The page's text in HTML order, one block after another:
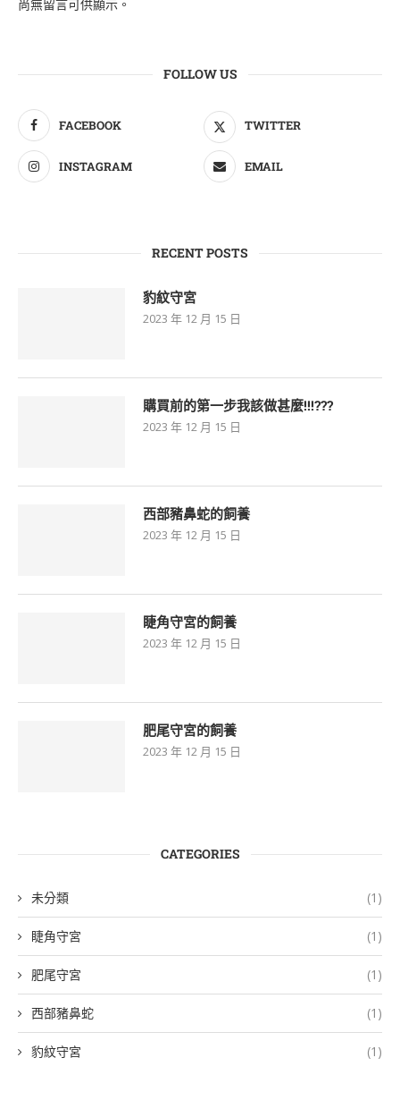
尚無留言可供顯示。
FOLLOW US
FACEBOOK TWITTER
INSTAGRAM EMAIL
RECENT POSTS
豹紋守宮
2023 年 12 月 15 日
購買前的第一步我該做甚麼!!!???
2023 年 12 月 15 日
西部豬鼻蛇的飼養
2023 年 12 月 15 日
睫角守宮的飼養
2023 年 12 月 15 日
肥尾守宮的飼養
2023 年 12 月 15 日
CATEGORIES
未分類 (1)
睫角守宮 (1)
肥尾守宮 (1)
西部豬鼻蛇 (1)
豹紋守宮 (1)